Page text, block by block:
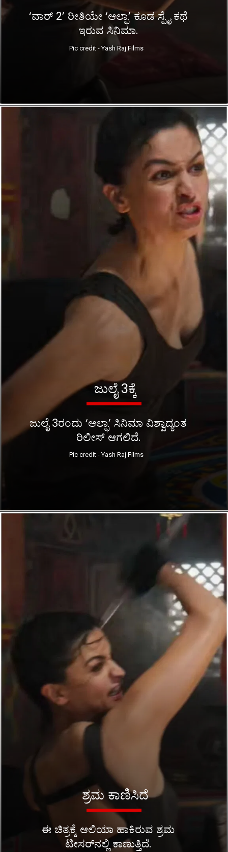
‘ವಾರ್ 2’ ರೀತಿಯೇ ‘ಆಲ್ಫಾ’ ಕೂಡ ಸ್ಪೈ ಕಥೆ
ಇರುವ ಸಿನಿಮಾ.
Pic credit - Yash Raj Films
ಜುಲೈ 3ರಂದು ‘ಆಲ್ಫಾ’ ಸಿನಿಮಾ ವಿಶ್ವಾದ್ಯಂತ
ರಿಲೀಸ್ ಆಗಲಿದೆ.
ಜುಲೈ 3ಕ್ಕೆ
Pic credit - Yash Raj Films
ಈ ಚಿತ್ರಕ್ಕೆ ಆಲಿಯಾ ಹಾಕಿರುವ ಶ್ರಮ
ಟೀಸರ್​ನಲ್ಲಿ ಕಾಣುತ್ತಿದೆ.
ಶ್ರಮ ಕಾಣಿಸಿದೆ